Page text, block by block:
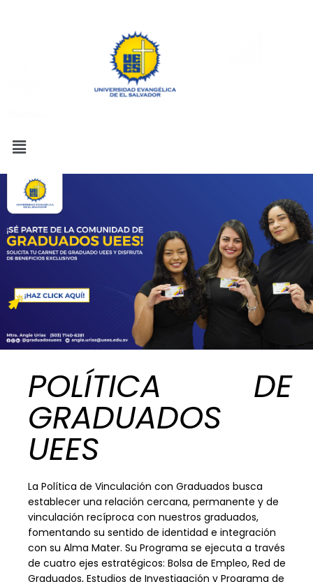
POLÍTICA DE
GRADUADOS
UEES
La Política de Vinculación con Graduados busca
establecer una relación cercana, permanente y de
vinculación recíproca con nuestros graduados,
fomentando su sentido de identidad e integración
con su Alma Mater. Su Programa se ejecuta a través
de cuatro ejes estratégicos: Bolsa de Empleo, Red de
Graduados, Estudios de Investigación y Programa de